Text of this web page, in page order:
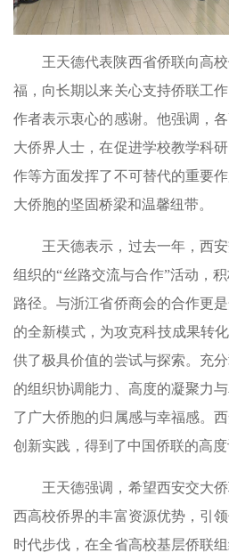
王天德代表陕西省侨联向高
福，向长期以来关心支持侨联工
作者表示衷心的感谢。他强调，
大侨界人士，在促进学校教学科
作等方面发挥了不可替代的重要
大侨胞的坚固桥梁和温馨纽带。
王天德表示，过去一年，西
组织的“丝路交流与合作”活动，
路径。与浙江省侨商会的合作更
的全新模式，为攻克科技成果转
供了极具价值的尝试与探索。充
的组织协调能力、高度的凝聚力
了广大侨胞的归属感与幸福感。
创新实践，得到了中国侨联的高度
王天德强调，希望西安交大
西高校侨界的丰富资源优势，引
时代步伐，在全省高校基层侨联